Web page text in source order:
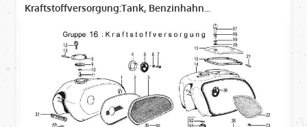
Kraftstoffversorgung:Tank, Benzinhahn...